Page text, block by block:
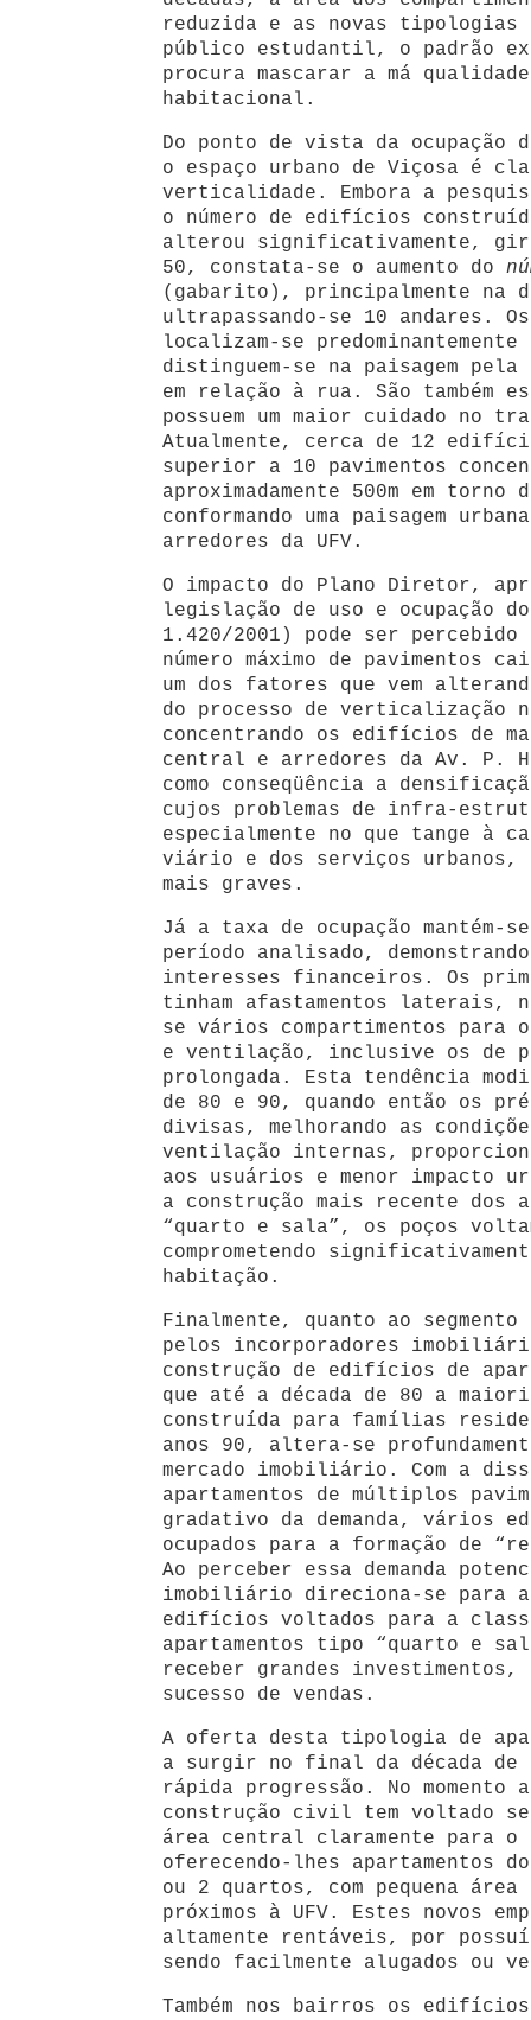
reduzida e as novas tipologias
público estudantil, o padrão
procura mascarar a má
habitacional.
Do ponto de vista da ocupação
o espaço urbano de Viçosa é
verticalidade. Embora a
o número de edifícios
alterou significativamente,
50, constata-se o aumento do
(gabarito), principalmente na
ultrapassando-se 10 andares.
localizam-se
distinguem-se na paisagem
em relação à rua. São também
possuem um maior cuidado no
Atualmente, cerca de 12
superior a 10 pavimentos
aproximadamente 500m em
conformando uma paisagem
arredores da UFV.
O impacto do Plano Diretor,
legislação de uso e ocupação
1.420/2001) pode ser
número máximo de pavimentos
um dos fatores que vem
do processo de verticalização
concentrando os edifícios de
central e arredores da Av. P.
como conseqüência a
cujos problemas de infra-
especialmente no que tange à
viário e dos serviços urbanos,
mais graves.
Já a taxa de ocupação mantém-
período analisado,
interesses financeiros. Os
tinham afastamentos laterais,
se vários compartimentos para
e ventilação, inclusive os de
prolongada. Esta tendência
de 80 e 90, quando então os
divisas, melhorando as
ventilação internas,
aos usuários e menor impacto
a construção mais recente dos
“quarto e sala”, os poços
comprometendo
habitação.
Finalmente, quanto ao segmento
pelos incorporadores
construção de edifícios de
que até a década de 80 a
construída para famílias
anos 90, altera-se
mercado imobiliário. Com a
apartamentos de múltiplos
gradativo da demanda, vários
ocupados para a formação de
Ao perceber essa demanda
imobiliário direciona-se para a
edifícios voltados para a
apartamentos tipo “quarto e
receber grandes investimentos,
sucesso de vendas.
A oferta desta tipologia de
a surgir no final da década de
rápida progressão. No
construção civil tem voltado
área central claramente para o
oferecendo-lhes apartamentos
ou 2 quartos, com pequena
próximos à UFV. Estes novos
altamente rentáveis, por
sendo facilmente alugados ou
Também nos bairros os